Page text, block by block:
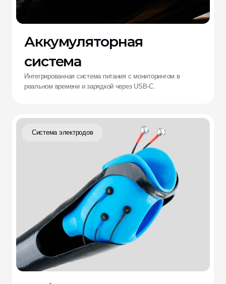
Аккумуляторная
система
Интегрированная система питания с мониторингом в
реальном времени и зарядкой через USB-C.
Система электродов